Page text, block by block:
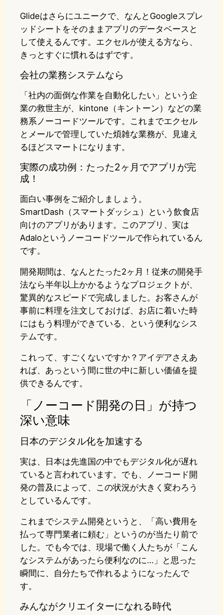
Glideはさらにユニークで、なんとGoogleスプレ
ッドシートをそのままアプリのデータベースと
して使えるんです。エクセルが使える方なら、
きっとすぐに慣れるはずです。
会社の業務システムなら
「社内の面倒な作業を自動化したい」という企
業の救世主が、kintone（キントーン）などの業
務系ノーコードツールです。これまでエクセル
とメールで管理していた煩雑な業務が、見違え
るほどスマートになります。
実際の成功例：たった2ヶ月でアプリが完
成！
面白い事例をご紹介しましょう。
SmartDash（スマートダッシュ）という飲食店
向けのアプリがあります。このアプリ、実は
Adaloというノーコードツールで作られているん
です。
開発期間は、なんとたった2ヶ月！従来の開発手
法なら半年以上かかるようなプロジェクトが、
驚異的なスピードで完成しました。お客さんが
事前に料理を注文しておけば、お店に着いた時
にはもう料理ができている、という便利なシス
テムです。
これって、すごくないですか？アイデアさえあ
れば、あっという間に世の中に新しい価値を提
供できるんです。
「ノーコード開発の日」が持つ
深い意味
日本のデジタル化を加速する
実は、日本は先進国の中でもデジタル化が遅れ
ていると言われています。でも、ノーコード開
発の普及によって、この状況が大きく変わろう
としているんです。
これまでシステム開発というと、「高い費用を
払って専門業者に頼む」というのが当たり前で
した。でも今では、現場で働く人たちが「こん
なシステムがあったら便利なのに…」と思った
瞬間に、自分たちで作れるようになったんで
す。
みんながクリエイターになれる時代